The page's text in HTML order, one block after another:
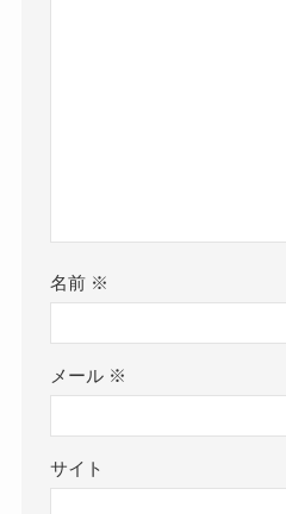
名前 ※
メール ※
サイト